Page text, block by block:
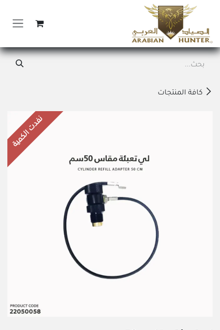
تخطي للذهاب إلى المحتوى
كافة المنتجات
نفدت الكمية